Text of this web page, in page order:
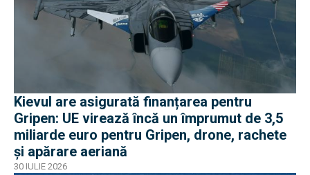
Kievul are asigurată finanțarea pentru
Gripen: UE virează încă un împrumut de 3,5
miliarde euro pentru Gripen, drone, rachete
și apărare aeriană
30 IULIE 2026